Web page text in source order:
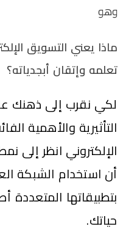
وهو
ماذا يعني التسويق
تعلمه وإتقان أبجدياته؟
لكي نقرب إلى ذهنك
التأثيرية والأهمية
الإلكتروني انظر إلى
أن استخدام الشبكة
بتطبيقاتها المتعددة
حياتك.